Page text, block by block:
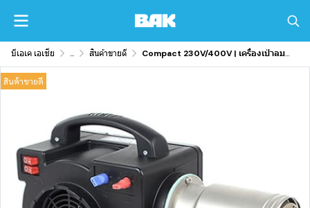
บีเอเค เอเชีย ... สินค้าขายดี Compact 230V/400V | เครื่องเป่าลมร้อน
สินค้าขายดี